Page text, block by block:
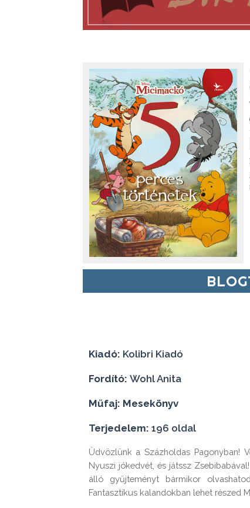
Kiadó: Kolibri Kiadó
Fordító: Wohl Anita
Műfaj: Mesekönyv
Terjedelem: 196 oldal
Üdvözlünk a Százholdas Pagonyban!
Nyuszi jókedvét, és játssz
álló gyűjteményt bármikor
Fantasztikus kalandokban lehet részed